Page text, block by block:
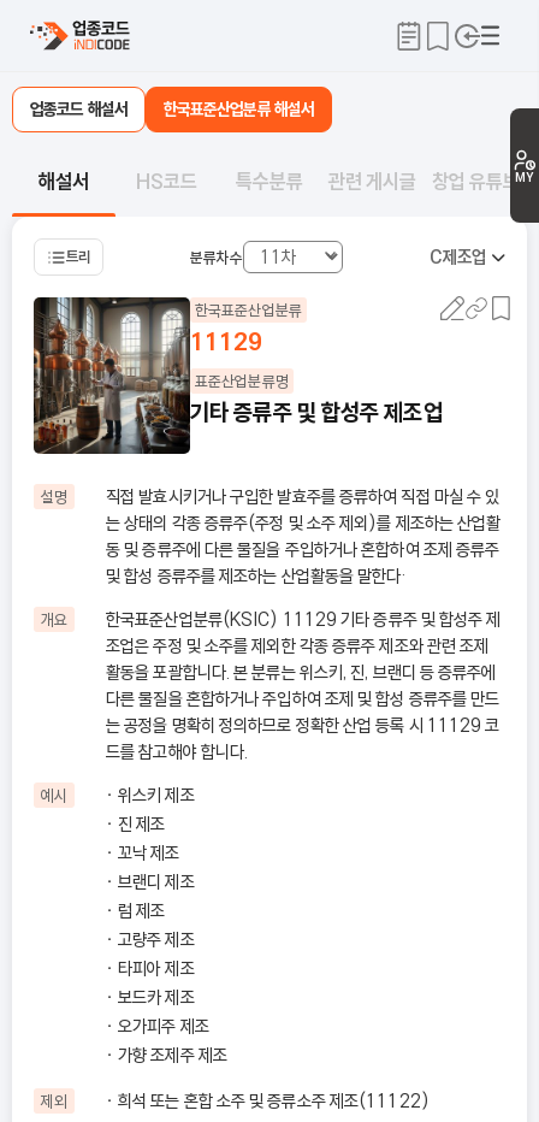
MY
업종코드 해설서 한국표준산업분류 해설서
해설서 HS코드 특수분류 관련 게시글 창업 유튜브
트리 분류차수 C제조업
한국표준산업분류
11129
표준산업분류명
기타 증류주 및 합성주 제조업
설명
직접 발효시키거나 구입한 발효주를 증류하여 직접 마실 수 있
는 상태의 각종 증류주(주정 및 소주 제외)를 제조하는 산업활
동 및 증류주에 다른 물질을 주입하거나 혼합하여 조제 증류주
및 합성 증류주를 제조하는 산업활동을 말한다·
개요
한국표준산업분류(KSIC) 11129 기타 증류주 및 합성주 제
조업은 주정 및 소주를 제외한 각종 증류주 제조와 관련 조제
활동을 포괄합니다. 본 분류는 위스키, 진, 브랜디 등 증류주에
다른 물질을 혼합하거나 주입하여 조제 및 합성 증류주를 만드
는 공정을 명확히 정의하므로 정확한 산업 등록 시 11129 코
드를 참고해야 합니다.
예시
위스키 제조
진 제조
꼬낙 제조
브랜디 제조
럼 제조
고량주 제조
타피아 제조
보드카 제조
오가피주 제조
가향 조제주 제조
제외 희석 또는 혼합 소주 및 증류소주 제조(11122)